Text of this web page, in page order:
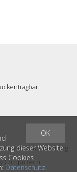
& workwear ag
CompuTech
OK
dieser Website
Cookies
Datenschutz.